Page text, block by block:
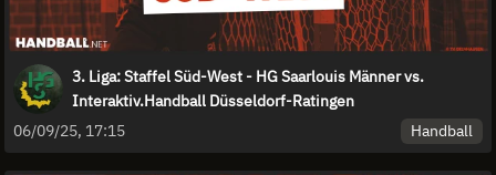
3. Liga: Staffel Süd-West - HG Saarlouis Männer vs.
Interaktiv.Handball Düsseldorf-Ratingen
06/09/25, 17:15
Handball